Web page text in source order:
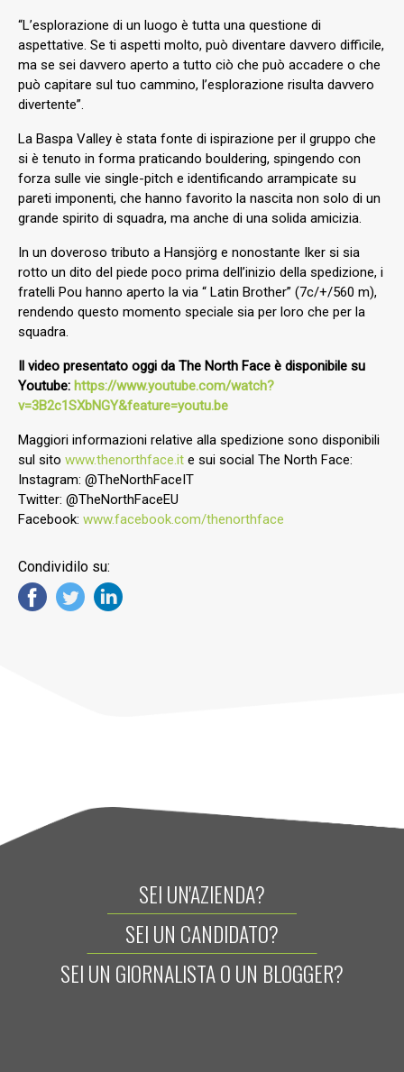
“L’esplorazione di un luogo è tutta una questione di
aspettative. Se ti aspetti molto, può diventare davvero difficile,
ma se sei davvero aperto a tutto ciò che può accadere o che
può capitare sul tuo cammino, l’esplorazione risulta davvero
divertente”.
La Baspa Valley è stata fonte di ispirazione per il gruppo che
si è tenuto in forma praticando bouldering, spingendo con
forza sulle vie single-pitch e identificando arrampicate su
pareti imponenti, che hanno favorito la nascita non solo di un
grande spirito di squadra, ma anche di una solida amicizia.
In un doveroso tributo a Hansjörg e nonostante Iker si sia
rotto un dito del piede poco prima dell’inizio della spedizione, i
fratelli Pou hanno aperto la via “ Latin Brother” (7c/+/560 m),
rendendo questo momento speciale sia per loro che per la
squadra.
Il video presentato oggi da The North Face è disponibile su
Youtube: https://www.youtube.com/watch?
v=3B2c1SXbNGY&feature=youtu.be
Maggiori informazioni relative alla spedizione sono disponibili
sul sito www.thenorthface.it e sui social The North Face:
Instagram: @TheNorthFaceIT
Twitter: @TheNorthFaceEU
Facebook: www.facebook.com/thenorthface
Condividilo su:
SEI UN'AZIENDA?
SEI UN CANDIDATO?
SEI UN GIORNALISTA O UN BLOGGER?